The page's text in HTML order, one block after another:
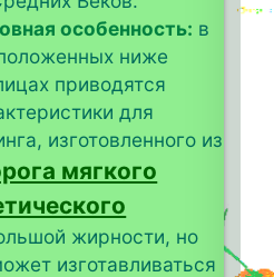
особенность: в
ниже
приводятся
для
изготовленного из
мягкого
жирности, но
изготавливаться